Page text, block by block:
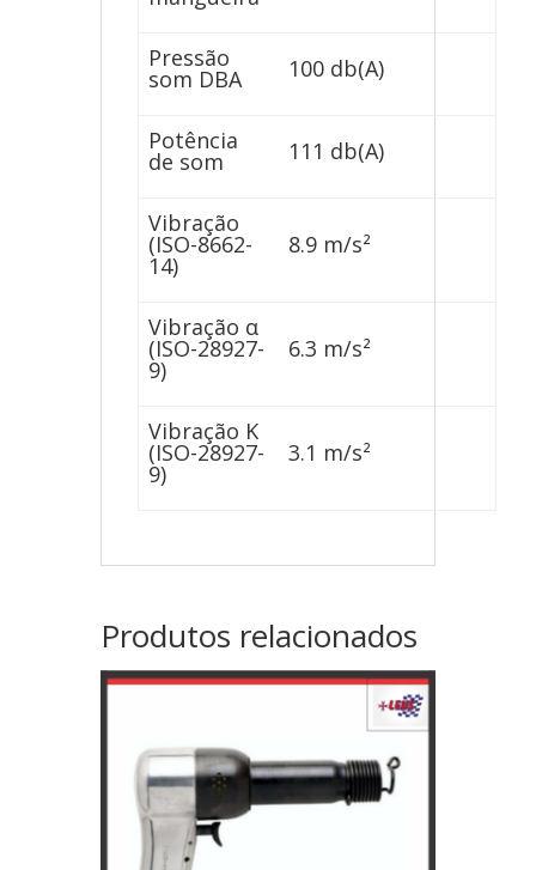
Pressão
som DBA 100 db(A)
Potência
de som 111 db(A)
Vibração
(ISO-8662-
14)
8.9 m/s²
Vibração α
(ISO-28927-
9)
6.3 m/s²
Vibração K
(ISO-28927-
9)
3.1 m/s²
Produtos relacionados